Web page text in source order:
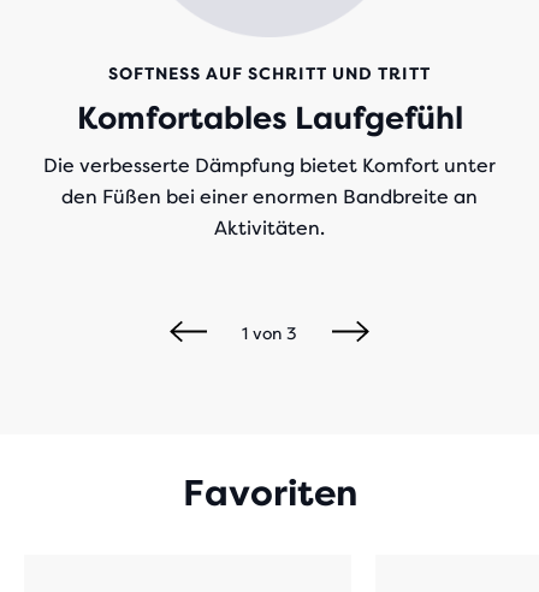
SOFTNESS AUF SCHRITT UND TRITT
Komfortables Laufgefühl
Die verbesserte Dämpfung bietet Komfort unter
den Füßen bei einer enormen Bandbreite an
Aktivitäten.
1 von 3
Favoriten